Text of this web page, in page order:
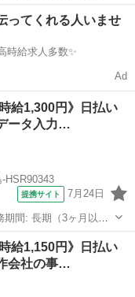
養内可 【コメン
勤務時間や働き方な
ってくれる人いませ
不要！高時給求人多数✨
Ad
給1,300円》日払い
ータ入力…
HSR90343
提携サイト 7月24日
を 募集します♪ 土日祝
給1,150円》日払い
会社の事…